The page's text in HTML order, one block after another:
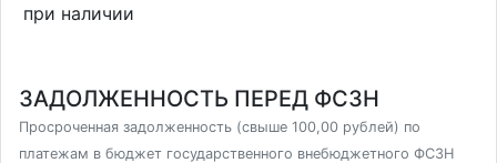
при наличии
ЗАДОЛЖЕННОСТЬ ПЕРЕД ФСЗН
Просроченная задолженность (свыше 100,00 рублей) по
платежам в бюджет государственного внебюджетного ФСЗН